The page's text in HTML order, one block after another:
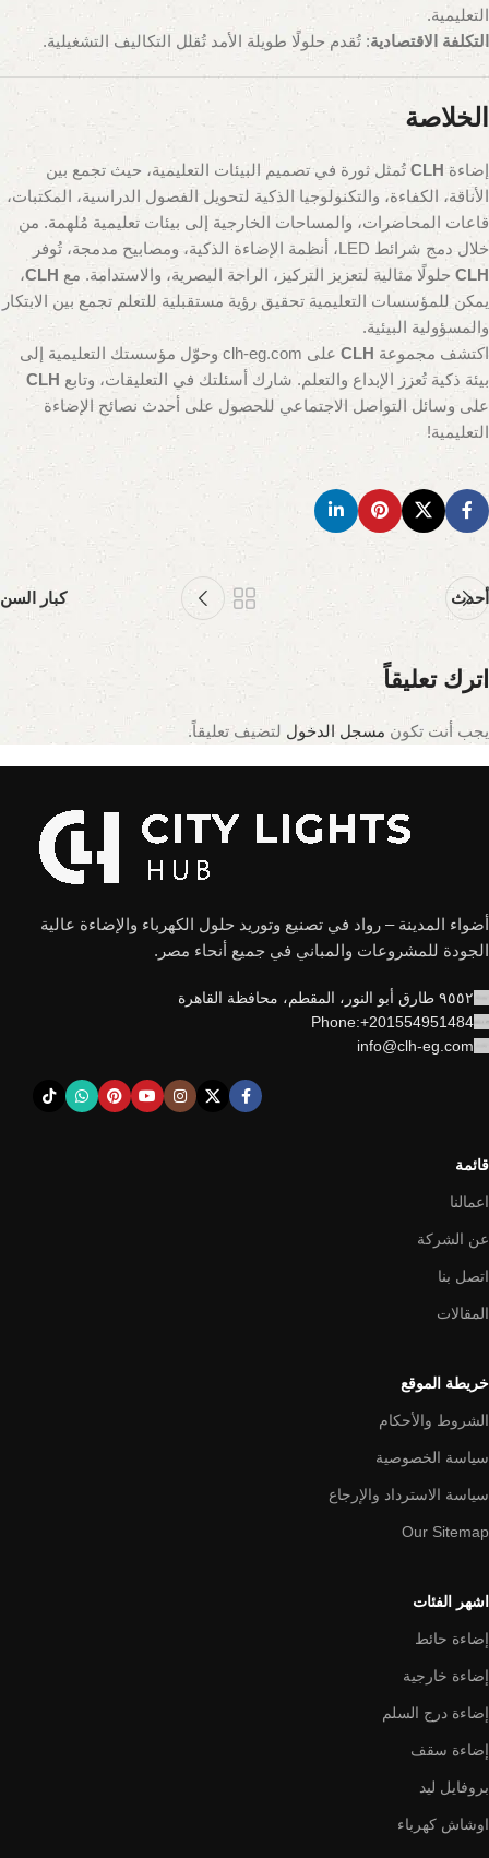
التعليمية.
التكلفة الاقتصادية: تُقدم حلولًا طويلة الأمد تُقلل التكاليف التشغيلية.
الخلاصة
إضاءة CLH تُمثل ثورة في تصميم البيئات التعليمية، حيث تجمع بين
الأناقة، الكفاءة، والتكنولوجيا الذكية لتحويل الفصول الدراسية، المكتبات،
قاعات المحاضرات، والمساحات الخارجية إلى بيئات تعليمية مُلهمة. من
خلال دمج شرائط LED، أنظمة الإضاءة الذكية، ومصابيح مدمجة، تُوفر
CLH حلولًا مثالية لتعزيز التركيز، الراحة البصرية، والاستدامة. مع CLH،
يمكن للمؤسسات التعليمية تحقيق رؤية مستقبلية للتعلم تجمع بين الابتكار
والمسؤولية البيئية.
اكتشف مجموعة CLH
على clh-eg.com وحوّل مؤسستك التعليمية إلى
بيئة ذكية تُعزز الإبداع والتعلم. شارك أسئلتك في التعليقات، وتابع CLH
على وسائل التواصل الاجتماعي للحصول على أحدث نصائح الإضاءة
التعليمية!
أحدث كبار السن
اترك تعليقاً
يجب أنت تكون مسجل الدخول لتضيف تعليقاً.
أضواء المدينة – رواد في تصنيع وتوريد حلول الكهرباء والإضاءة عالية
الجودة للمشروعات والمباني في جميع أنحاء مصر.
٩٥٥٢ طارق أبو النور، المقطم، محافظة القاهرة
Phone:+201554951484
info@clh-eg.com
قائمة
اعمالنا
عن الشركة
اتصل بنا
المقالات
خريطة الموقع
الشروط والأحكام
سياسة الخصوصية
سياسة الاسترداد والإرجاع
Our Sitemap
اشهر الفئات
إضاءة حائط
إضاءة خارجية
إضاءة درج السلم
إضاءة سقف
بروفايل ليد
اوشاش كهرباء